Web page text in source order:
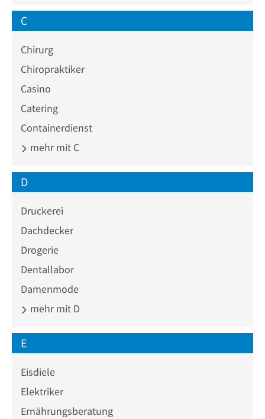
C
Chirurg
Chiropraktiker
Casino
Catering
Containerdienst
mehr mit C
D
Druckerei
Dachdecker
Drogerie
Dentallabor
Damenmode
mehr mit D
E
Eisdiele
Elektriker
Ernährungsberatung